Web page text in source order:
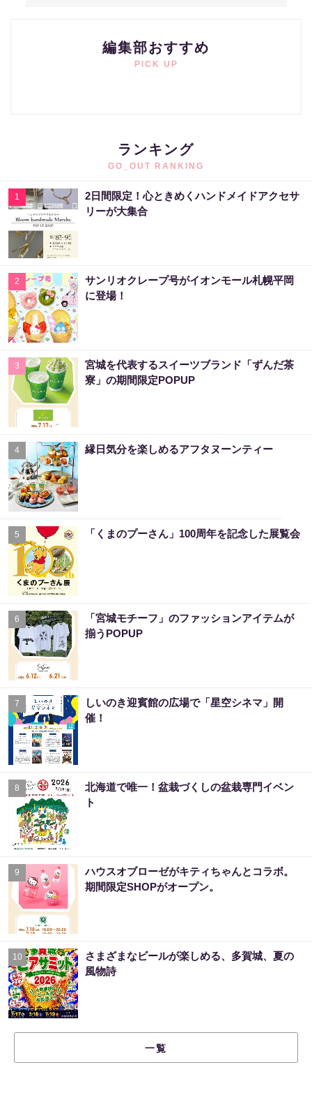
編集部おすすめ
PICK UP
ランキング
GO_OUT RANKING
1
2日間限定！心ときめくハンドメイドアクセサ
リーが大集合
2
サンリオクレープ号がイオンモール札幌平岡
に登場！
3
宮城を代表するスイーツブランド「ずんだ茶
寮」の期間限定POPUP
4 縁日気分を楽しめるアフタヌーンティー
5 「くまのプーさん」100周年を記念した展覧会
6
「宮城モチーフ」のファッションアイテムが
揃うPOPUP
7
しいのき迎賓館の広場で「星空シネマ」開
催！
8
北海道で唯一！盆栽づくしの盆栽専門イベン
ト
9
ハウスオブローゼがキティちゃんとコラボ。
期間限定SHOPがオープン。
10
さまざまなビールが楽しめる、多賀城、夏の
風物詩
一覧